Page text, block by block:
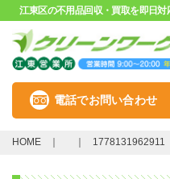
江東区の不用品回収・買取を即日
電話でお問い合わせ
HOME 1778131962911